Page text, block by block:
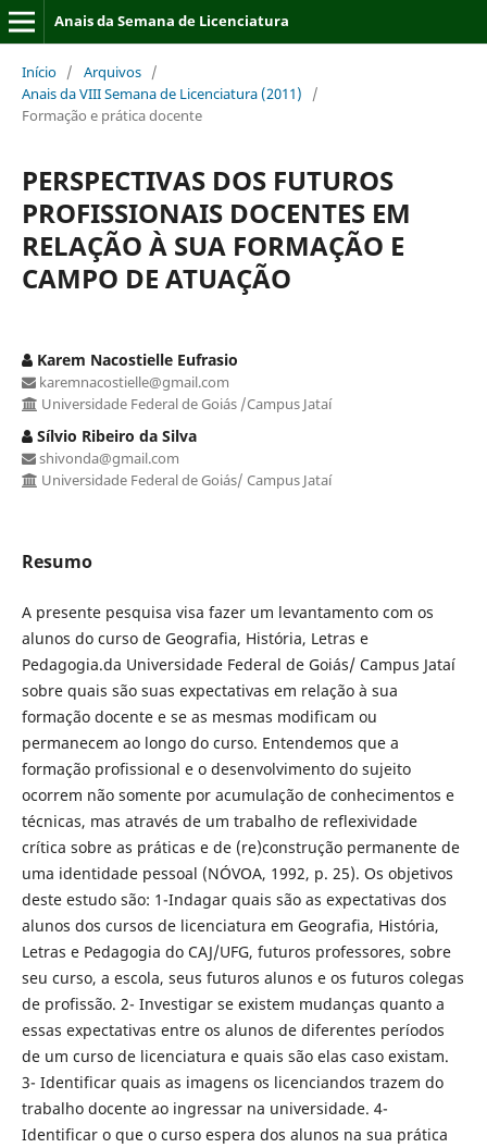
Anais da Semana de Licenciatura
Início / Arquivos /
Anais da VIII Semana de Licenciatura (2011)
/
Formação e prática docente
PERSPECTIVAS DOS FUTUROS
PROFISSIONAIS DOCENTES EM
RELAÇÃO À SUA FORMAÇÃO E
CAMPO DE ATUAÇÃO
Karem Nacostielle Eufrasio
karemnacostielle@gmail.com
Universidade Federal de Goiás /Campus Jataí
Sílvio Ribeiro da Silva
shivonda@gmail.com
Universidade Federal de Goiás/ Campus Jataí
Resumo
A presente pesquisa visa fazer um levantamento com os
alunos do curso de Geografia, História, Letras e
Pedagogia.da Universidade Federal de Goiás/ Campus Jataí
sobre quais são suas expectativas em relação à sua
formação docente e se as mesmas modificam ou
permanecem ao longo do curso. Entendemos que a
formação profissional e o desenvolvimento do sujeito
ocorrem não somente por acumulação de conhecimentos e
técnicas, mas através de um trabalho de reflexividade
crítica sobre as práticas e de (re)construção permanente de
uma identidade pessoal (NÓVOA, 1992, p. 25). Os objetivos
deste estudo são: 1-Indagar quais são as expectativas dos
alunos dos cursos de licenciatura em Geografia, História,
Letras e Pedagogia do CAJ/UFG, futuros professores, sobre
seu curso, a escola, seus futuros alunos e os futuros colegas
de profissão. 2- Investigar se existem mudanças quanto a
essas expectativas entre os alunos de diferentes períodos
de um curso de licenciatura e quais são elas caso existam.
3- Identificar quais as imagens os licenciandos trazem do
trabalho docente ao ingressar na universidade. 4-
Identificar o que o curso espera dos alunos na sua prática